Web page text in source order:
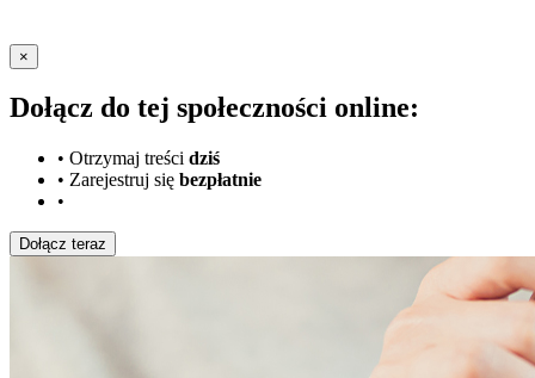
×
Dołącz do tej społeczności online:
• Otrzymaj treści dziś
• Zarejestruj się bezpłatnie
•
Dołącz teraz